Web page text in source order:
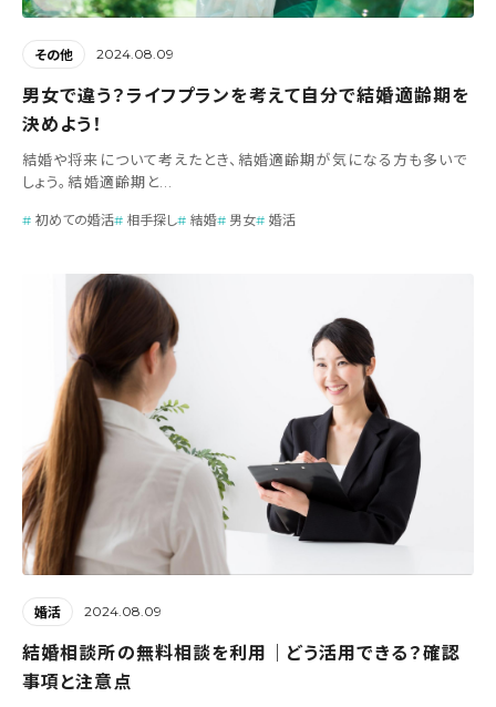
その他 2024.08.09
男女で違う？ライフプランを考えて自分で結婚適齢期を
決めよう！
結婚や将来について考えたとき、結婚適齢期が気になる方も多いで
しょう。結婚適齢期と...
初めての婚活 相手探し 結婚 男女 婚活
婚活 2024.08.09
結婚相談所の無料相談を利用｜どう活用できる？確認
事項と注意点